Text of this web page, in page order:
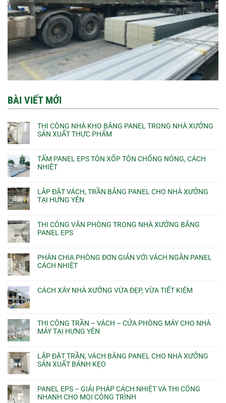
BÀI VIẾT MỚI
THI CÔNG NHÀ KHO BẰNG PANEL TRONG NHÀ XƯỞNG
SẢN XUẤT THỰC PHẨM
TẤM PANEL EPS TÔN XỐP TÔN CHỐNG NÓNG, CÁCH
NHIỆT
LẮP ĐẶT VÁCH, TRẦN BẰNG PANEL CHO NHÀ XƯỞNG
TẠI HƯNG YÊN
THI CÔNG VĂN PHÒNG TRONG NHÀ XƯỞNG BẰNG
PANEL EPS
PHÂN CHIA PHÒNG ĐƠN GIẢN VỚI VÁCH NGĂN PANEL
CÁCH NHIỆT
CÁCH XÂY NHÀ XƯỞNG VỪA ĐẸP, VỪA TIẾT KIỆM
THI CÔNG TRẦN – VÁCH – CỬA PHÒNG MÁY CHO NHÀ
MÁY TẠI HƯNG YÊN
LẮP ĐẶT TRẦN, VÁCH BẰNG PANEL CHO NHÀ XƯỞNG
SẢN XUẤT BÁNH KẸO
PANEL EPS – GIẢI PHÁP CÁCH NHIỆT VÀ THI CÔNG
NHANH CHO MỌI CÔNG TRÌNH